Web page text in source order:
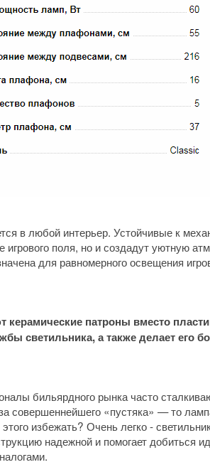
в любой интерьер. Устойчивые к
поля, но и создадут уютную
для равномерного освещения
патроны вместо
светильника, а также делает его
бильярдного рынка часто
совершеннейшего «пустяка» — то
избежать? Очень легко -
надежной и помогает добиться